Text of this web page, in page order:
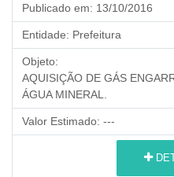
Publicado em: 13/10/2016
Entidade: Prefeitura
Objeto:
AQUISIÇÃO DE GÁS
ÁGUA MINERAL.
Valor Estimado: ---